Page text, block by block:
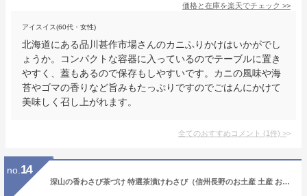
価格と在庫を楽天でチェック >>
アイスイス(60代・女性)
北海道にある品川甚作市場さんのカニふりかけはいかがでし
ょうか。コンパクトな容器に入っているのでテーブルに置き
やすく、蓋もあるので保存もしやすいです。カニの風味や海
苔やゴマの香りなど旨みもたっぷりですのでごはんにかけて
美味しく召し上がれます。
全てのおすすめコメント (1件) >
no. 14
深山の香わさび茶づけ 特選茶漬けわさび（信州長野のお土産 土産 おみやげ お取り寄せ ご当地 グルメ 長野県 ふりかけ お茶漬け 長野土産 長野お土産）